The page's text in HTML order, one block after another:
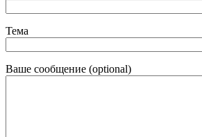
Тема
Ваше сообщение (optional)